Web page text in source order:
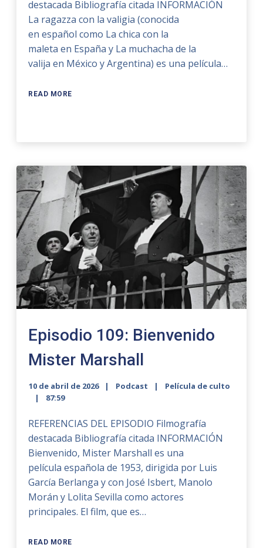
destacada Bibliografía citada INFORMACIÓN
La ragazza con la valigia (conocida
en español como La chica con la
maleta en España y La muchacha de la
valija en México y Argentina) es una película…
READ MORE
Episodio 109: Bienvenido
Mister Marshall
10 de abril de 2026 Podcast
Película de culto
87:59
REFERENCIAS DEL EPISODIO Filmografía
destacada Bibliografía citada INFORMACIÓN
Bienvenido, Mister Marshall es una
película española de 1953, dirigida por Luis
García Berlanga y con José Isbert, Manolo
Morán y Lolita Sevilla como actores
principales. El film, que es…
READ MORE